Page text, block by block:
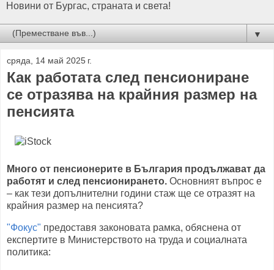
Новини от Бургас, страната и света!
▼
сряда, 14 май 2025 г.
Как работата след пенсиониране
се отразява на крайния размер на
пенсията
Много от пенсионерите в България продължават да
работят и след пенсионирането. Основният въпрос е
– как тези допълнителни години стаж ще се отразят на
крайния размер на пенсията?
"Фокус" предоставя законовата рамка, обяснена от
експертите в Министерството на труда и социалната
политика: